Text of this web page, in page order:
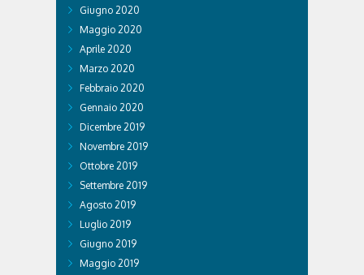
Giugno 2020
Maggio 2020
Aprile 2020
Marzo 2020
Febbraio 2020
Gennaio 2020
Dicembre 2019
Novembre 2019
Ottobre 2019
Settembre 2019
Agosto 2019
Luglio 2019
Giugno 2019
Maggio 2019